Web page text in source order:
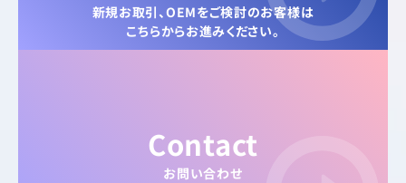
新規お取引、OEMをご検討のお客様は
こちらからお進みください。
Contact
お問い合わせ